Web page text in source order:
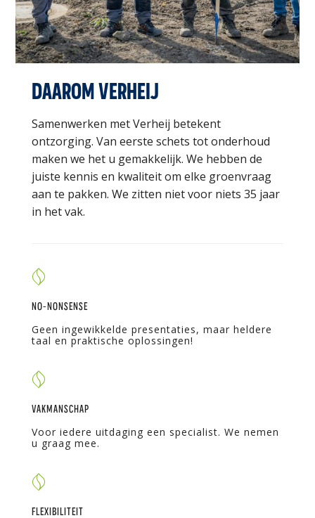
DAAROM VERHEIJ
Samenwerken met Verheij betekent
ontzorging. Van eerste schets tot onderhoud
maken we het u gemakkelijk. We hebben de
juiste kennis en kwaliteit om elke groenvraag
aan te pakken. We zitten niet voor niets 35 jaar
in het vak.
NO-NONSENSE
Geen ingewikkelde presentaties, maar heldere
taal en praktische oplossingen!
VAKMANSCHAP
Voor iedere uitdaging een specialist. We nemen
u graag mee.
FLEXIBILITEIT